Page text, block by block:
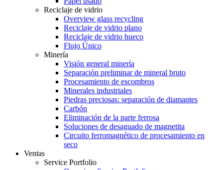
Reciclaje de vidrio
Overview glass recycling
Reciclaje de vidrio plano
Reciclaje de vidrio hueco
Flujo Único
Minería
Visión general minería
Separación preliminar de mineral bruto
Procesamiento de escombros
Minerales industriales
Piedras preciosas: separación de diamantes
Carbón
Eliminación de la parte ferrosa
Soluciones de desaguado de magnetita
Circuito ferromagnético de procesamiento en
seco
Ventas
Service Portfolio